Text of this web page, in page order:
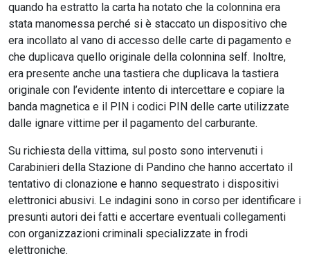
quando ha estratto la carta ha notato che la colonnina era
stata manomessa perché si è staccato un dispositivo che
era incollato al vano di accesso delle carte di pagamento e
che duplicava quello originale della colonnina self. Inoltre,
era presente anche una tastiera che duplicava la tastiera
originale con l’evidente intento di intercettare e copiare la
banda magnetica e il PIN i codici PIN delle carte utilizzate
dalle ignare vittime per il pagamento del carburante.
Su richiesta della vittima, sul posto sono intervenuti i
Carabinieri della Stazione di Pandino che hanno accertato il
tentativo di clonazione e hanno sequestrato i dispositivi
elettronici abusivi. Le indagini sono in corso per identificare i
presunti autori dei fatti e accertare eventuali collegamenti
con organizzazioni criminali specializzate in frodi
elettroniche.